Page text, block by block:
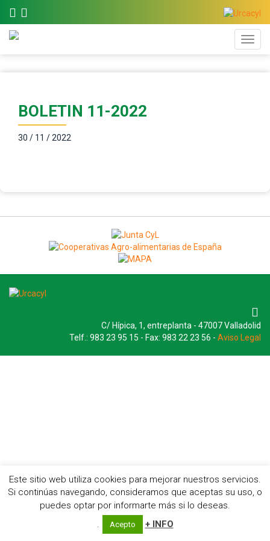
BOLETIN 11-2022
30 / 11 / 2022
C/ Hípica, 1, entreplanta - 47007 Valladolid
Telf.: 983 23 95 15 - Fax: 983 22 23 56 - Aviso Legal
Este sitio web utiliza cookies para mejorar nuestros servicios.
Si continúas navegando, consideramos que aceptas su uso, o
puedes optar por informarte más si lo deseas.
.
Acepto + INFO